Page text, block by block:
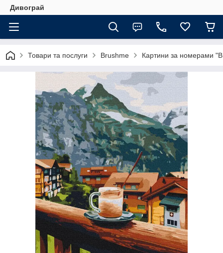
Дивограй
Товари та послуги Brushme Картини за номерами